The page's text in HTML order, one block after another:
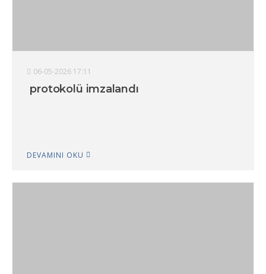
06-05-2026 17:11
protokolü imzalandı
DEVAMINI OKU